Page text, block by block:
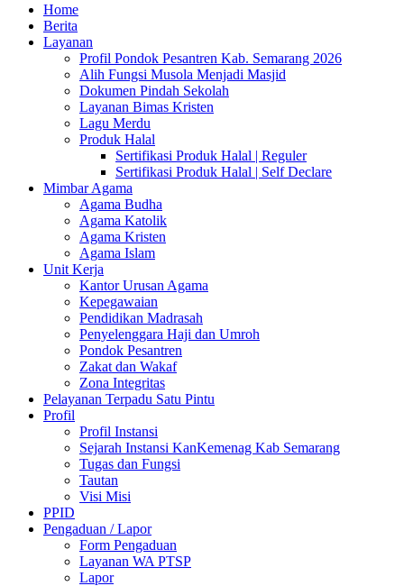
Home
Berita
Layanan
Profil Pondok Pesantren Kab. Semarang 2026
Alih Fungsi Musola Menjadi Masjid
Dokumen Pindah Sekolah
Layanan Bimas Kristen
Lagu Merdu
Produk Halal
Sertifikasi Produk Halal | Reguler
Sertifikasi Produk Halal | Self Declare
Mimbar Agama
Agama Budha
Agama Katolik
Agama Kristen
Agama Islam
Unit Kerja
Kantor Urusan Agama
Kepegawaian
Pendidikan Madrasah
Penyelenggara Haji dan Umroh
Pondok Pesantren
Zakat dan Wakaf
Zona Integritas
Pelayanan Terpadu Satu Pintu
Profil
Profil Instansi
Sejarah Instansi KanKemenag Kab Semarang
Tugas dan Fungsi
Tautan
Visi Misi
PPID
Pengaduan / Lapor
Form Pengaduan
Layanan WA PTSP
Lapor